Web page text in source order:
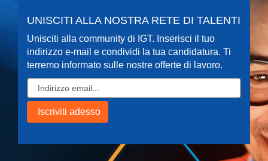
UNISCITI ALLA NOSTRA RETE DI TALENTI
Unisciti alla community di IGT. Inserisci il tuo
indirizzo e-mail e condividi la tua candidatura. Ti
terremo informato sulle nostre offerte di lavoro.